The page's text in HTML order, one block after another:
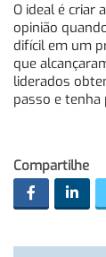
O ideal é criar
opinião
difícil em um
que
liderados
passo e tenha
Compartilhe